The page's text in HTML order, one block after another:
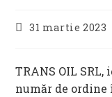
Post31 martie 2023
TRANS OIL
număr de